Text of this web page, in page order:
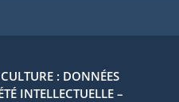
: DONNÉES
INTELLECTUELLE –